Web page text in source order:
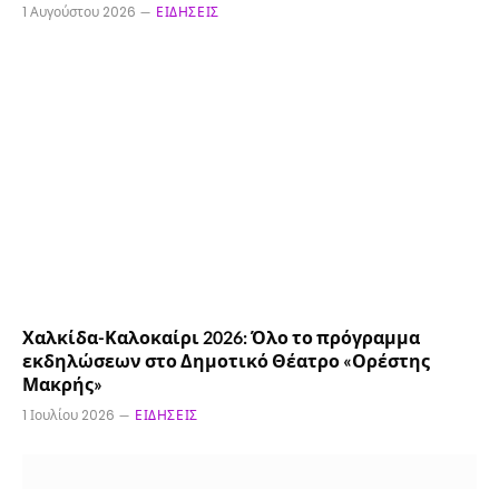
1 Αυγούστου 2026 ΕΙΔΉΣΕΙΣ
Χαλκίδα-Καλοκαίρι 2026: Όλο το πρόγραμμα
εκδηλώσεων στο Δημοτικό Θέατρο «Ορέστης
Μακρής»
1 Ιουλίου 2026 ΕΙΔΉΣΕΙΣ